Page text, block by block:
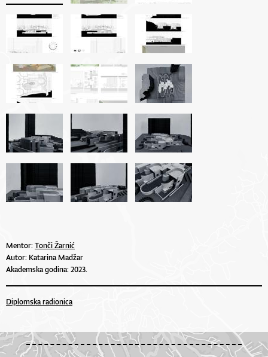
Mentor:Tonči Žarnić
Autor: Katarina Madžar
Akademska godina: 2023.
Diplomska radionica